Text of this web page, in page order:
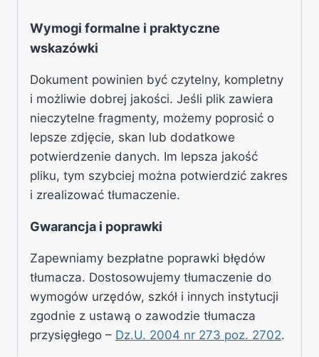
Wymogi formalne i praktyczne
wskazówki
Dokument powinien być czytelny, kompletny
i możliwie dobrej jakości. Jeśli plik zawiera
nieczytelne fragmenty, możemy poprosić o
lepsze zdjęcie, skan lub dodatkowe
potwierdzenie danych. Im lepsza jakość
pliku, tym szybciej można potwierdzić zakres
i zrealizować tłumaczenie.
Gwarancja i poprawki
Zapewniamy bezpłatne poprawki błędów
tłumacza. Dostosowujemy tłumaczenie do
wymogów urzędów, szkół i innych instytucji
zgodnie z ustawą o zawodzie tłumacza
przysięgłego – Dz.U. 2004 nr 273 poz. 2702.